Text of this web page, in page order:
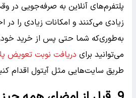
پلتفرم‌های آنلاین به صرفه‌جویی در
زیادی می‌کنند و امکانات زیادی را در
به‌طوری‌که شما حتی پس از خرید
می‌توانید برای دریافت نوبت تعویض
طریق سایت‌هایی مثل آیتول اقدام